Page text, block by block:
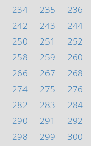
234 235
236
242 243
244
250 251
252
258 259
260
266 267
268
274 275
276
282 283
284
290 291
292
298 299
300